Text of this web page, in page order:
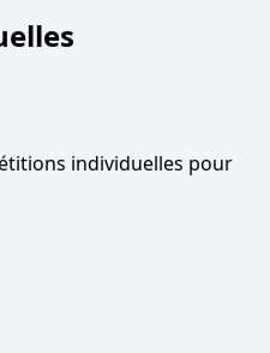
individuelles pour